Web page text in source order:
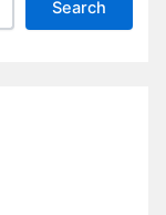
Search